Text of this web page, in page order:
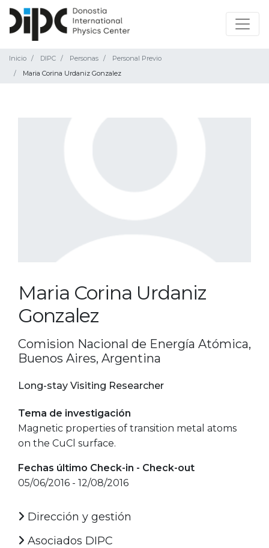
Inicio DIPC Personas
Personal Previo
Maria Corina Urdaniz Gonzalez
Maria Corina Urdaniz
Gonzalez
Comision Nacional de Energía Atómica,
Buenos Aires, Argentina
Long-stay Visiting Researcher
Tema de investigación
Magnetic properties of transition metal atoms
on the CuCl surface.
Fechas último Check-in - Check-out
05/06/2016 - 12/08/2016
Dirección y gestión
Asociados DIPC